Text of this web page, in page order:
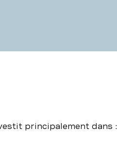
principalement dans :